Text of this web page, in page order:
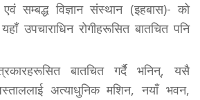
सम्बद्ध विज्ञान संस्थान (इहबास)- को
उपचाराधिन रोगीहरूसित बातचित पनि
बातचित गर्दै भनिन्, यसै
अस्ताललाई अत्याधुनिक मशिन, नयाँ भवन,